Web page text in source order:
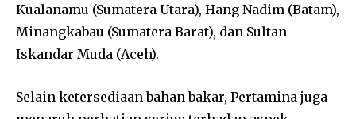
Kualanamu (Sumatera Utara), Hang Nadim (Batam),
Minangkabau (Sumatera Barat), dan Sultan
Iskandar Muda (Aceh).
Selain ketersediaan bahan bakar, Pertamina juga